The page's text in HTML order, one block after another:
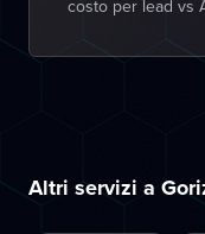
costo per lead vs
Altri servizi a